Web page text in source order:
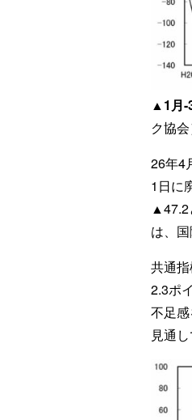
▲1月-
ク協会
26年4
1日に
▲47.2
は、
共通
2.3ポ
不足
見通